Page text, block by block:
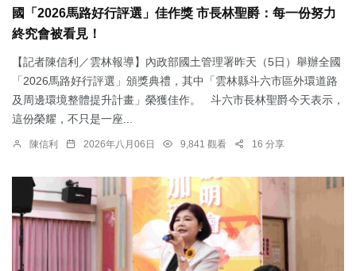
國「2026馬路好行評選」佳作獎 市長林聖爵：每一份努力
終究會被看見！
【記者陳信利／雲林報導】內政部國土管理署昨天（5日）舉辦全國
「2026馬路好行評選」頒獎典禮，其中「雲林縣斗六市區外環道路
及周邊環境整體提升計畫」榮獲佳作。 斗六市長林聖爵今天表示，
這份榮耀，不只是一座...
陳信利 2026年八月06日 9,841 觀看 16 分享